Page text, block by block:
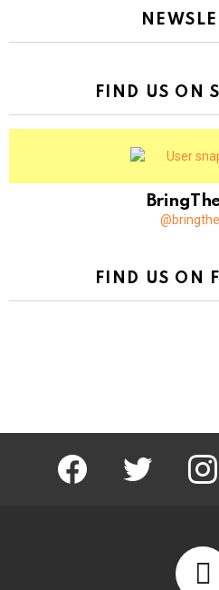
FIND US ON
FIND US ON
facebook twitter